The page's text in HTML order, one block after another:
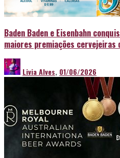
Baden Baden e Eisenbahn
maiores premiações cervejeiras
Livia Alves, 01/06/2026